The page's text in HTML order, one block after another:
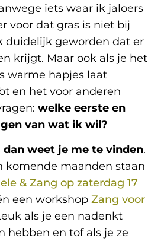
iets waar ik jaloers
voor dat gras is niet bij
duidelijk geworden dat er
krijgt. Maar ook als je het
warme hapjes laat
en het voor anderen
welke eerste en
van wat ik wil?
weet je me te vinden.
komende maanden staan
& Zang op zaterdag 17
een workshop Zang voor
als je een nadenkt
hebben en tof als je ze